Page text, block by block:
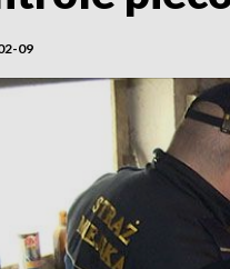
09